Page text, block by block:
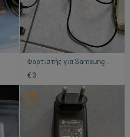
Φορτιστής για Samsung
καινούργιος
€ 3